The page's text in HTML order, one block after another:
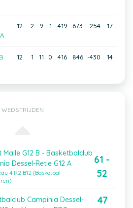
12 2 9 1 419 673 -254 17
12 1 11 0 416 846 -430 14
WEDSTRIJDEN
Malle G12 B - Basketbalclub
Dessel-Retie G12 A
4 R2 B12 (Basketbal
61 -
52
Campinia Dessel-
47